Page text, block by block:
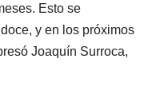
Esto se
y en los próximos
Joaquín Surroca,